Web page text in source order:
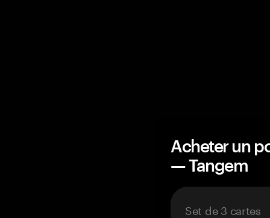
Acheter un
— Tangem
Set de 3 cartes